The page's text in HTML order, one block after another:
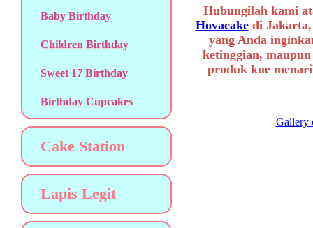
Baby Birthday
Children Birthday
Sweet 17 Birthday
Birthday Cupcakes
Cake Station
Lapis Legit
Hubungilah kami
Hovacakedi Jakarta,
yang Anda
ketinggian,
produk kue
Gallery